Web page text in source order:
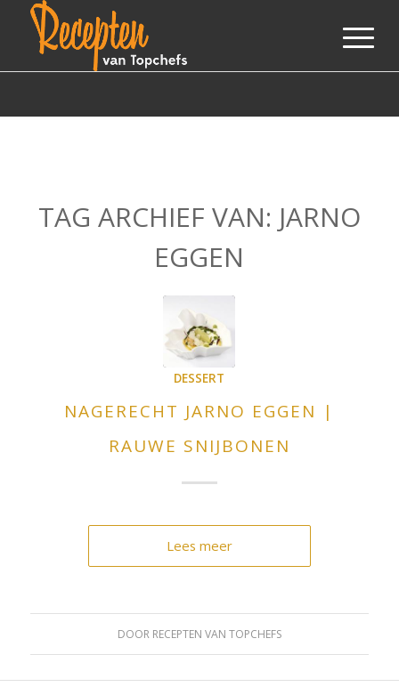
TAG ARCHIEF VAN: JARNO
EGGEN
DESSERT
NAGERECHT JARNO EGGEN |
RAUWE SNIJBONEN
Lees meer
DOOR RECEPTEN VAN TOPCHEFS